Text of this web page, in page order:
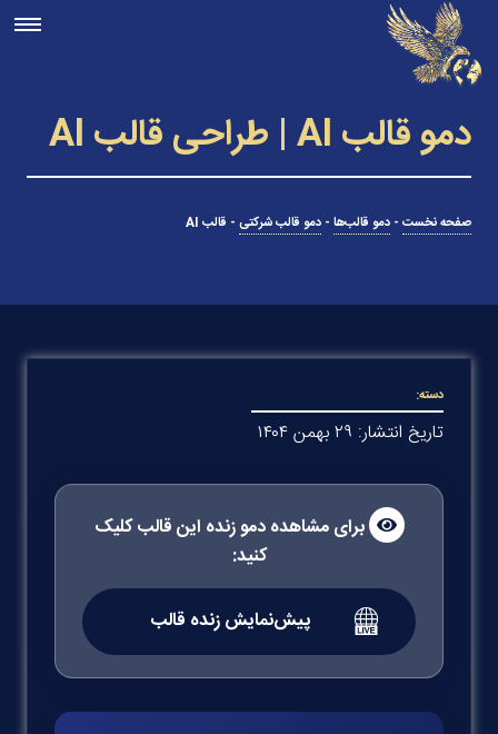
دمو قالب AI | طراحی قالب AI
صفحه نخست - دمو قالب‌ها - دمو قالب شرکتی - قالب AI
دسته:
تاریخ انتشار: ۲۹ بهمن ۱۴۰۴
برای مشاهده دمو زنده این قالب کلیک
کنید:
پیش‌نمایش زنده قالب